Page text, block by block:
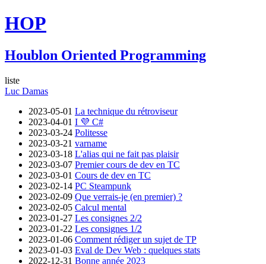
HOP
Houblon Oriented Programming
liste
Luc Damas
2023-05-01 La technique du rétroviseur
2023-04-01 I 💜 C#
2023-03-24 Politesse
2023-03-21 varname
2023-03-18 L'alias qui ne fait pas plaisir
2023-03-07 Premier cours de dev en TC
2023-03-01 Cours de dev en TC
2023-02-14 PC Steampunk
2023-02-09 Que verrais-je (en premier) ?
2023-02-05 Calcul mental
2023-01-27 Les consignes 2/2
2023-01-22 Les consignes 1/2
2023-01-06 Comment rédiger un sujet de TP
2023-01-03 Eval de Dev Web : quelques stats
2022-12-31 Bonne année 2023